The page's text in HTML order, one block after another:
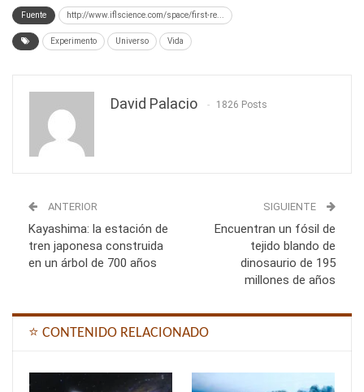
Fuente http://www.iflscience.com/space/first-re...
Experimento Universo Vida
David Palacio 1826 Posts
ANTERIOR
Kayashima: la estación de
tren japonesa construida
en un árbol de 700 años
SIGUIENTE
Encuentran un fósil de
tejido blando de
dinosaurio de 195
millones de años
⭐ CONTENIDO RELACIONADO